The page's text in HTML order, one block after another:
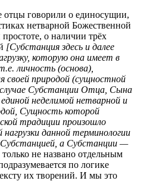
отцы говорили о единосущии,
нетварной Божественной
о наличии трёх
[Субстанция здесь и далее
которую она имеет в
личность (основа),
своей природой (сущностной
Субстанции Отца, Сына
неделимой нетварной и
Сущность которой
традиции произошло
данной терминологии
а Субстанции —
не названо отдельным
по логике
их творений. И мы это